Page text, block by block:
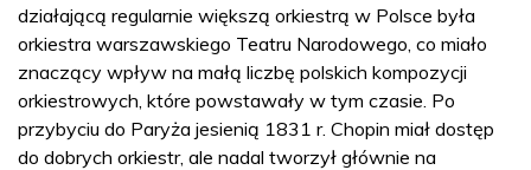
działającą regularnie większą orkiestrą w Polsce była
orkiestra warszawskiego Teatru Narodowego, co miało
znaczący wpływ na małą liczbę polskich kompozycji
orkiestrowych, które powstawały w tym czasie. Po
przybyciu do Paryża jesienią 1831 r. Chopin miał dostęp
do dobrych orkiestr, ale nadal tworzył głównie na